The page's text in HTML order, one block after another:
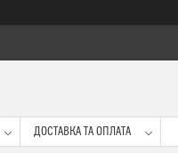
ДОСТАВКА ТА ОПЛАТА